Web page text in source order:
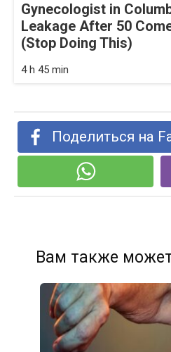
Gynecologist in
Leakage After 50
(Stop Doing This)
4 h 45 min
Поделиться на
Вам также